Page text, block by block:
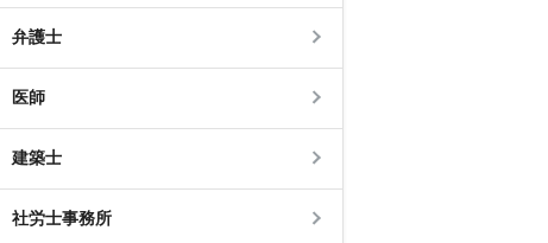
弁護士
医師
建築士
社労士事務所